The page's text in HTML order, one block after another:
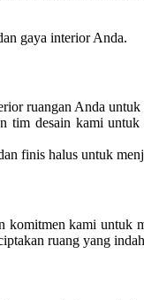
gaya interior Anda.
ruangan Anda
tim desain kami
finis halus untuk
kami untuk
ruang yang